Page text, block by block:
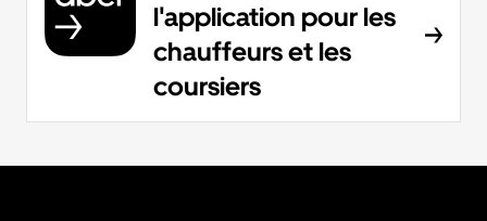
l'application pour les
chauffeurs et les
coursiers